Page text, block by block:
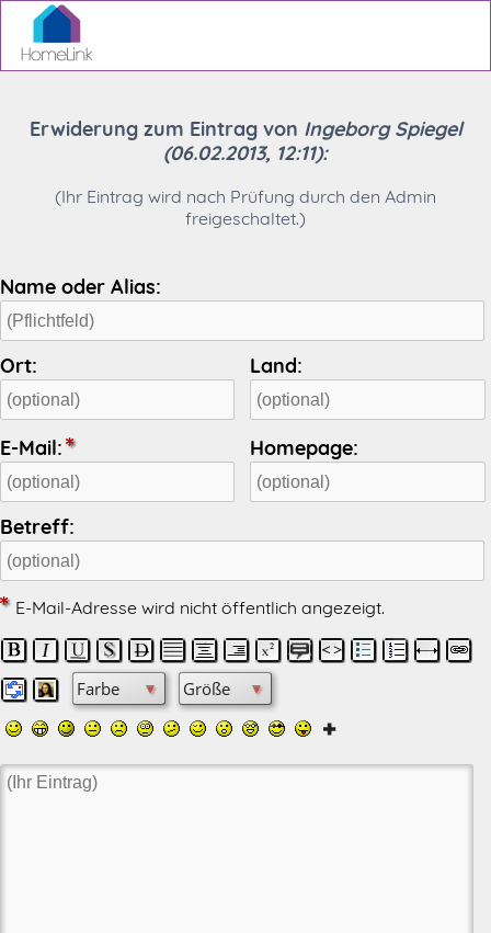
Erwiderung zum Eintrag von Ingeborg Spiegel
(06.02.2013, 12:11):
(Ihr Eintrag wird nach Prüfung durch den Admin
freigeschaltet.)
Name oder Alias:
Ort: Land:
E-Mail: Homepage:
Betreff:
E-Mail-Adresse wird nicht öffentlich angezeigt.